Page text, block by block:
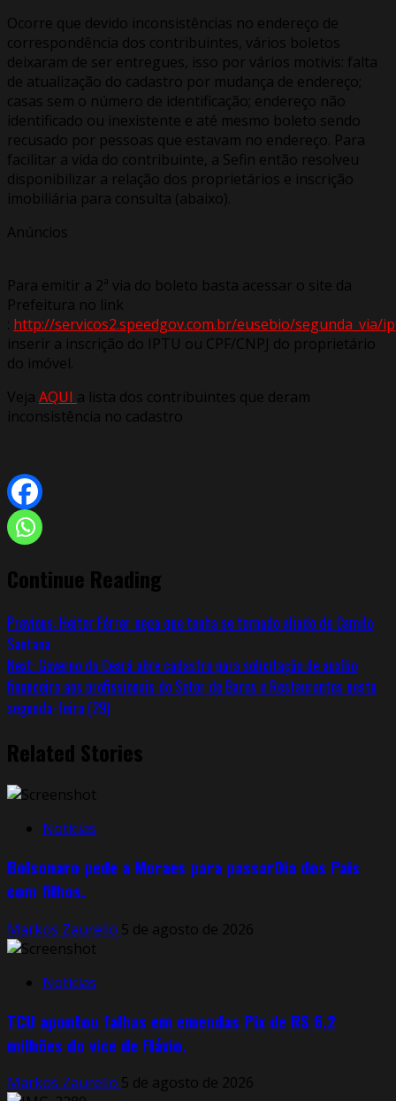
Ocorre que devido inconsistências no endereço de
correspondência dos contribuintes, vários boletos
deixaram de ser entregues, isso por vários motivis: falta
de atualização do cadastro por mudança de endereço;
casas sem o número de identificação; endereço não
identificado ou inexistente e até mesmo boleto sendo
recusado por pessoas que estavam no endereço. Para
facilitar a vida do contribuinte, a Sefin então resolveu
disponibilizar a relação dos proprietários e inscrição
imobiliária para consulta (abaixo).
Anúncios
Para emitir a 2ª via do boleto basta acessar o site da
Prefeitura no link
: http://servicos2.speedgov.com.br/eusebio/segunda_via/
inserir a inscrição do IPTU ou CPF/CNPJ do proprietário
do imóvel.
Veja AQUI a lista dos contribuintes que deram
inconsistência no cadastro
Continue Reading
Previous: Heitor Férrer nega que tenha se tornado aliado de Camilo
Santana
Next: Governo do Ceará abre cadastro para solicitação de auxílio
financeiro aos profissionais do Setor de Bares e Restaurantes nesta
segunda-feira (29)
Related Stories
Notícias
Bolsonaro pede a Moraes para passarDia dos Pais
com filhos.
Markos Zaurelio 5 de agosto de 2026
Notícias
TCU apontou falhas em emendas Pix de R$ 6,2
milhões do vice de Flávio.
Markos Zaurelio 5 de agosto de 2026